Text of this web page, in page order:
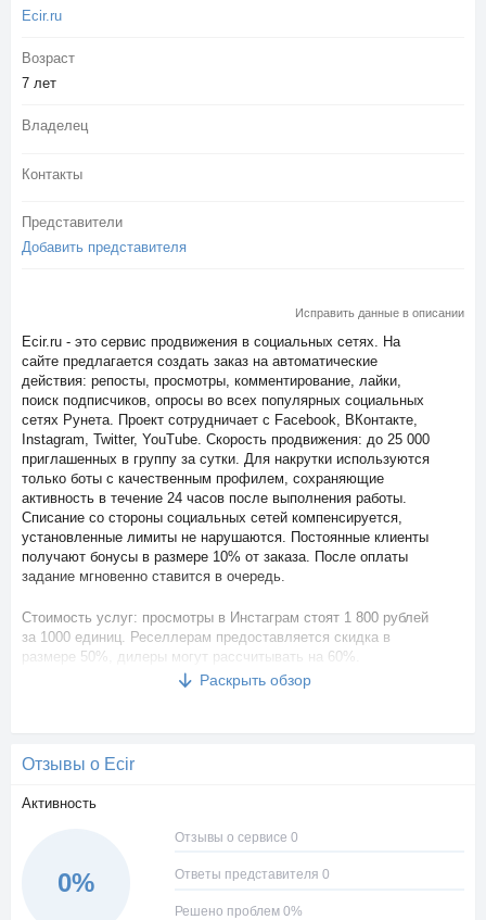
Ecir.ru
Возраст
7 лет
Владелец
Контакты
Представители
Добавить представителя
Исправить данные в описании
Ecir.ru - это сервис продвижения в социальных сетях. На
сайте предлагается создать заказ на автоматические
действия: репосты, просмотры, комментирование, лайки,
поиск подписчиков, опросы во всех популярных социальных
сетях Рунета. Проект сотрудничает с Facebook, ВКонтакте,
Instagram, Twitter, YouTube. Скорость продвижения: до 25 000
приглашенных в группу за сутки. Для накрутки используются
только боты с качественным профилем, сохраняющие
активность в течение 24 часов после выполнения работы.
Списание со стороны социальных сетей компенсируется,
установленные лимиты не нарушаются. Постоянные клиенты
получают бонусы в размере 10% от заказа. После оплаты
задание мгновенно ставится в очередь.
Стоимость услуг: просмотры в Инстаграм стоят 1 800 рублей
за 1000 единиц. Реселлерам предоставляется скидка в
размере 50%, дилеры могут рассчитывать на 60%.
Минимальное количество накручиваемых действий - 5 штук,
привлекать пользователей, реселлеров и дилеров для заказы
перечисляется 5-15% от трат клиента.
Раскрыть обзор
Отзывы о Ecir
Активность
0%
Отзывы о сервисе 0
Ответы представителя 0
Решено проблем 0%